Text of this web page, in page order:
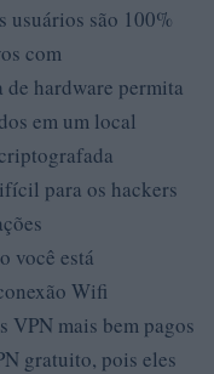
usuários são 100%
com
de hardware permita
em um local
para os hackers
você está
Wifi
mais bem pagos
gratuito, pois eles